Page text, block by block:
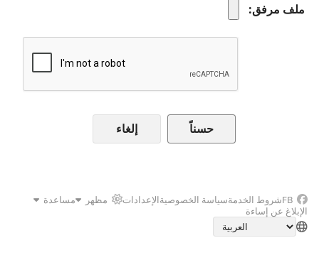
ملف مرفق
إلغاء
FBشروط الخدمةسياسة الخصوصيةالإعدادات مظهر
مساعدة
الإبلاغ عن إساءة